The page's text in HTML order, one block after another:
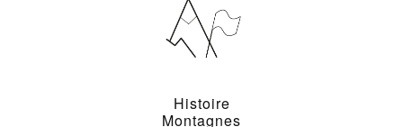
Histoire
Montagnes